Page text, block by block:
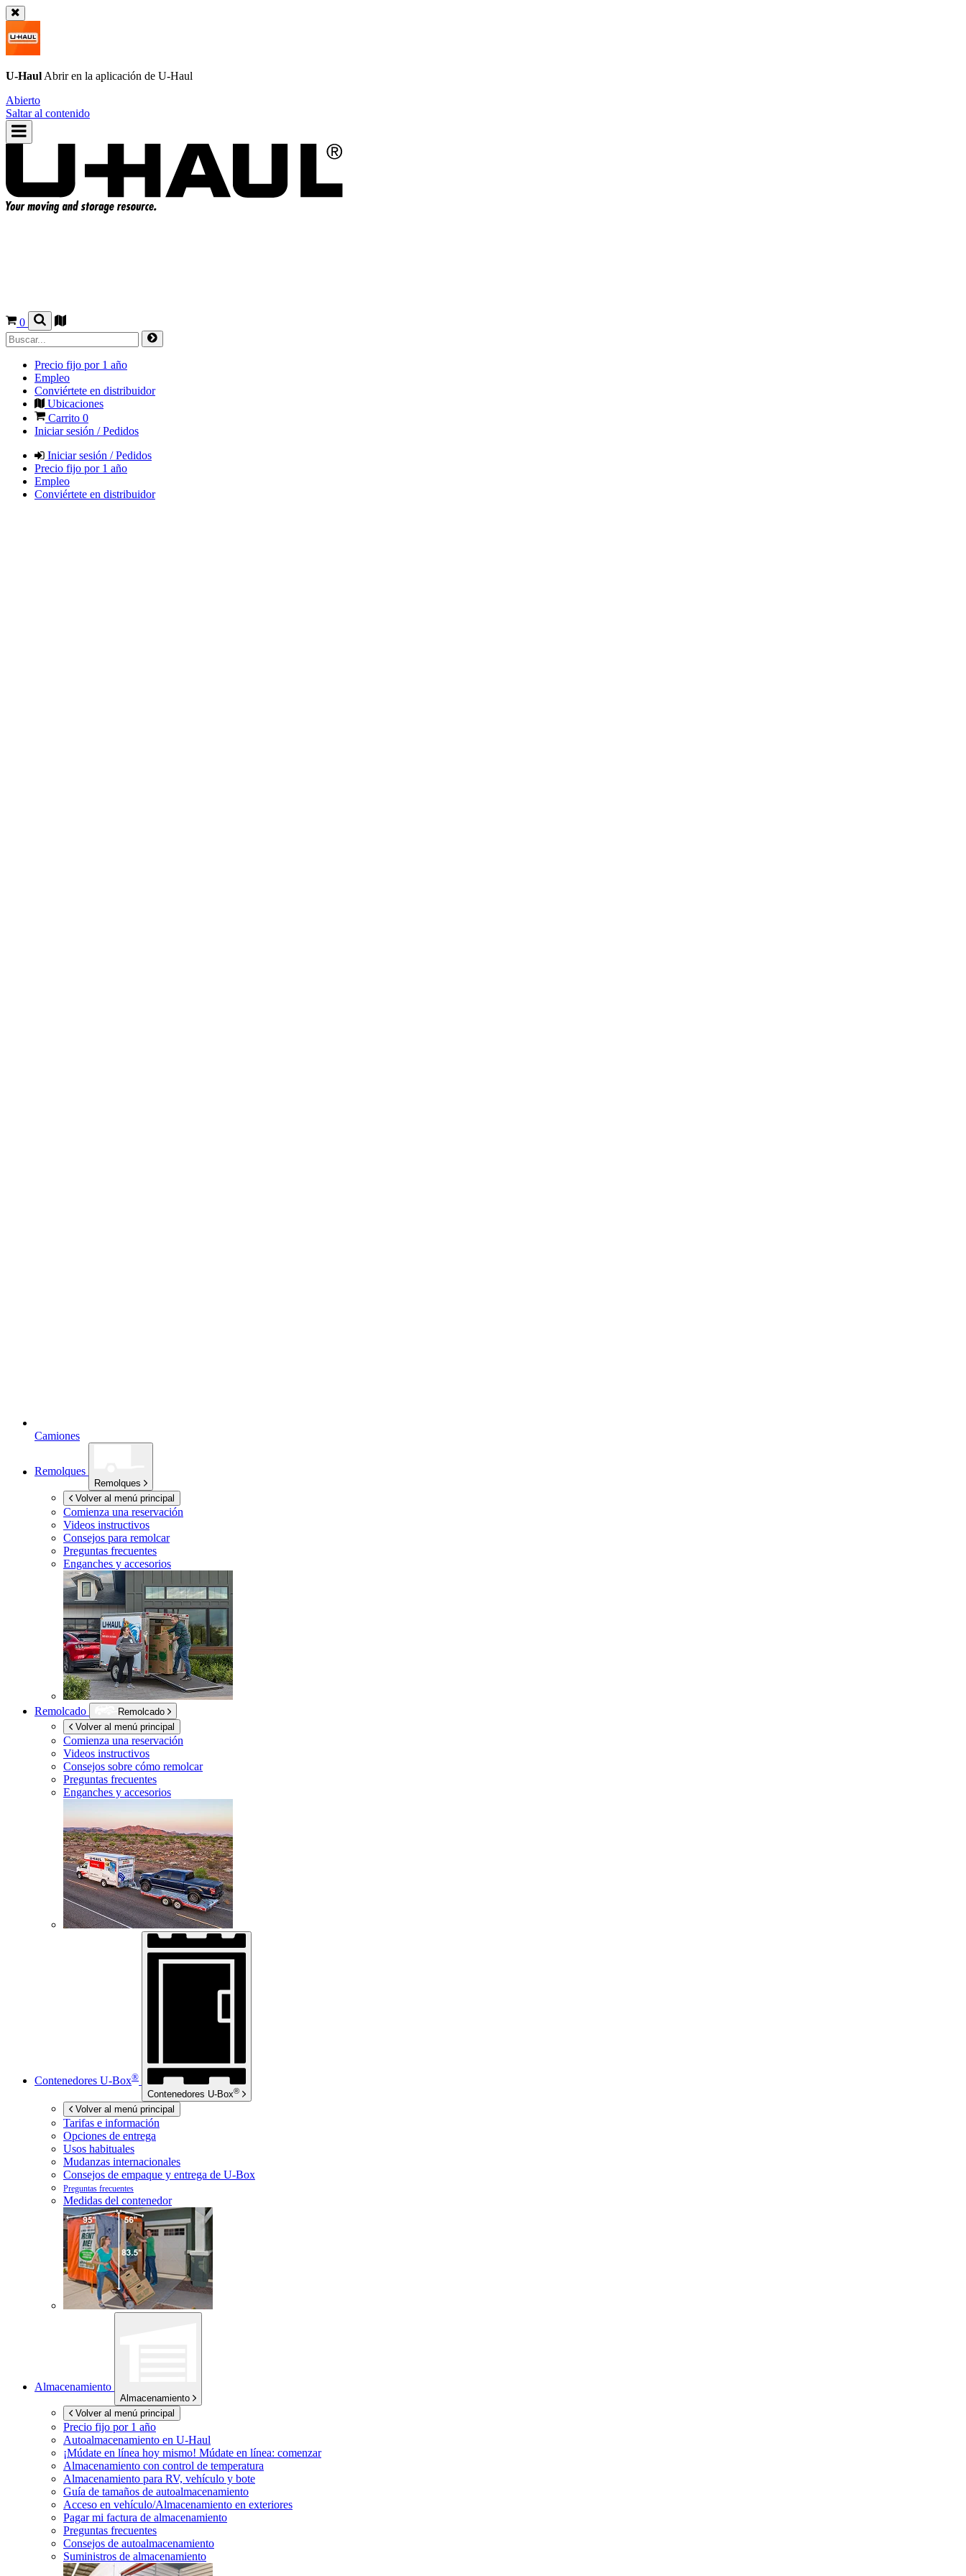
U-Haul Abrir en la aplicación de U-Haul
Abierto
Saltar al contenido
0
Precio fijo por 1 año
Empleo
Conviértete en distribuidor
Ubicaciones
Carrito 0
Iniciar sesión / Pedidos
Iniciar sesión / Pedidos
Precio fijo por 1 año
Empleo
Conviértete en distribuidor
Camiones
Remolques
Remolques
Volver al menú principal
Comienza una reservación
Videos instructivos
Consejos para remolcar
Preguntas frecuentes
Enganches y accesorios
Remolcado
Remolcado
Volver al menú principal
Comienza una reservación
Videos instructivos
Consejos sobre cómo remolcar
Preguntas frecuentes
Enganches y accesorios
Contenedores U-Box®
Contenedores U-Box®
Volver al menú principal
Tarifas e información
Opciones de entrega
Usos habituales
Mudanzas internacionales
Consejos de empaque y entrega de U-Box
Preguntas frecuentes
Medidas del contenedor
Almacenamiento
Almacenamiento
Volver al menú principal
Precio fijo por 1 año
Autoalmacenamiento en U-Haul
¡Múdate en línea hoy mismo! Múdate en línea: comenzar
Almacenamiento con control de temperatura
Almacenamiento para RV, vehículo y bote
Guía de tamaños de autoalmacenamiento
Acceso en vehículo/Almacenamiento en exteriores
Pagar mi factura de almacenamiento
Preguntas frecuentes
Consejos de autoalmacenamiento
Suministros de almacenamiento